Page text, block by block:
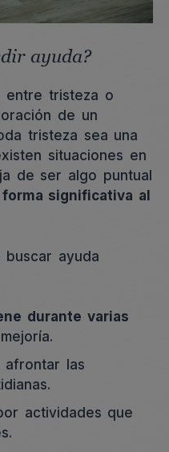
ayuda?
entre tristeza o
de un
tristeza sea una
situaciones en
de ser algo puntual
significativa al
buscar ayuda
durante varias
afrontar las
actividades que